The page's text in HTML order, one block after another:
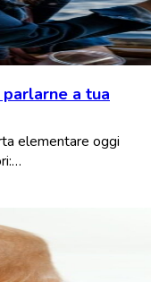
a tua
elementare oggi